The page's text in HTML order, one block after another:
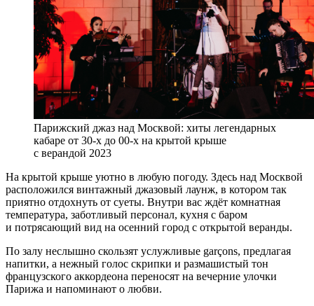
Парижский джаз над Москвой: хиты легендарных
кабаре от 30-х до 00-х на крытой крыше
с верандой 2023
На крытой крыше уютно в любую погоду. Здесь над Москвой
расположился винтажный джазовый лаунж, в котором так
приятно отдохнуть от суеты. Внутри вас ждёт комнатная
температура, заботливый персонал, кухня с баром
и потрясающий вид на осенний город с открытой веранды.
По залу неслышно скользят услужливые garçons, предлагая
напитки, а нежный голос скрипки и размашистый тон
французского аккордеона переносят на вечерние улочки
Парижа и напоминают о любви.